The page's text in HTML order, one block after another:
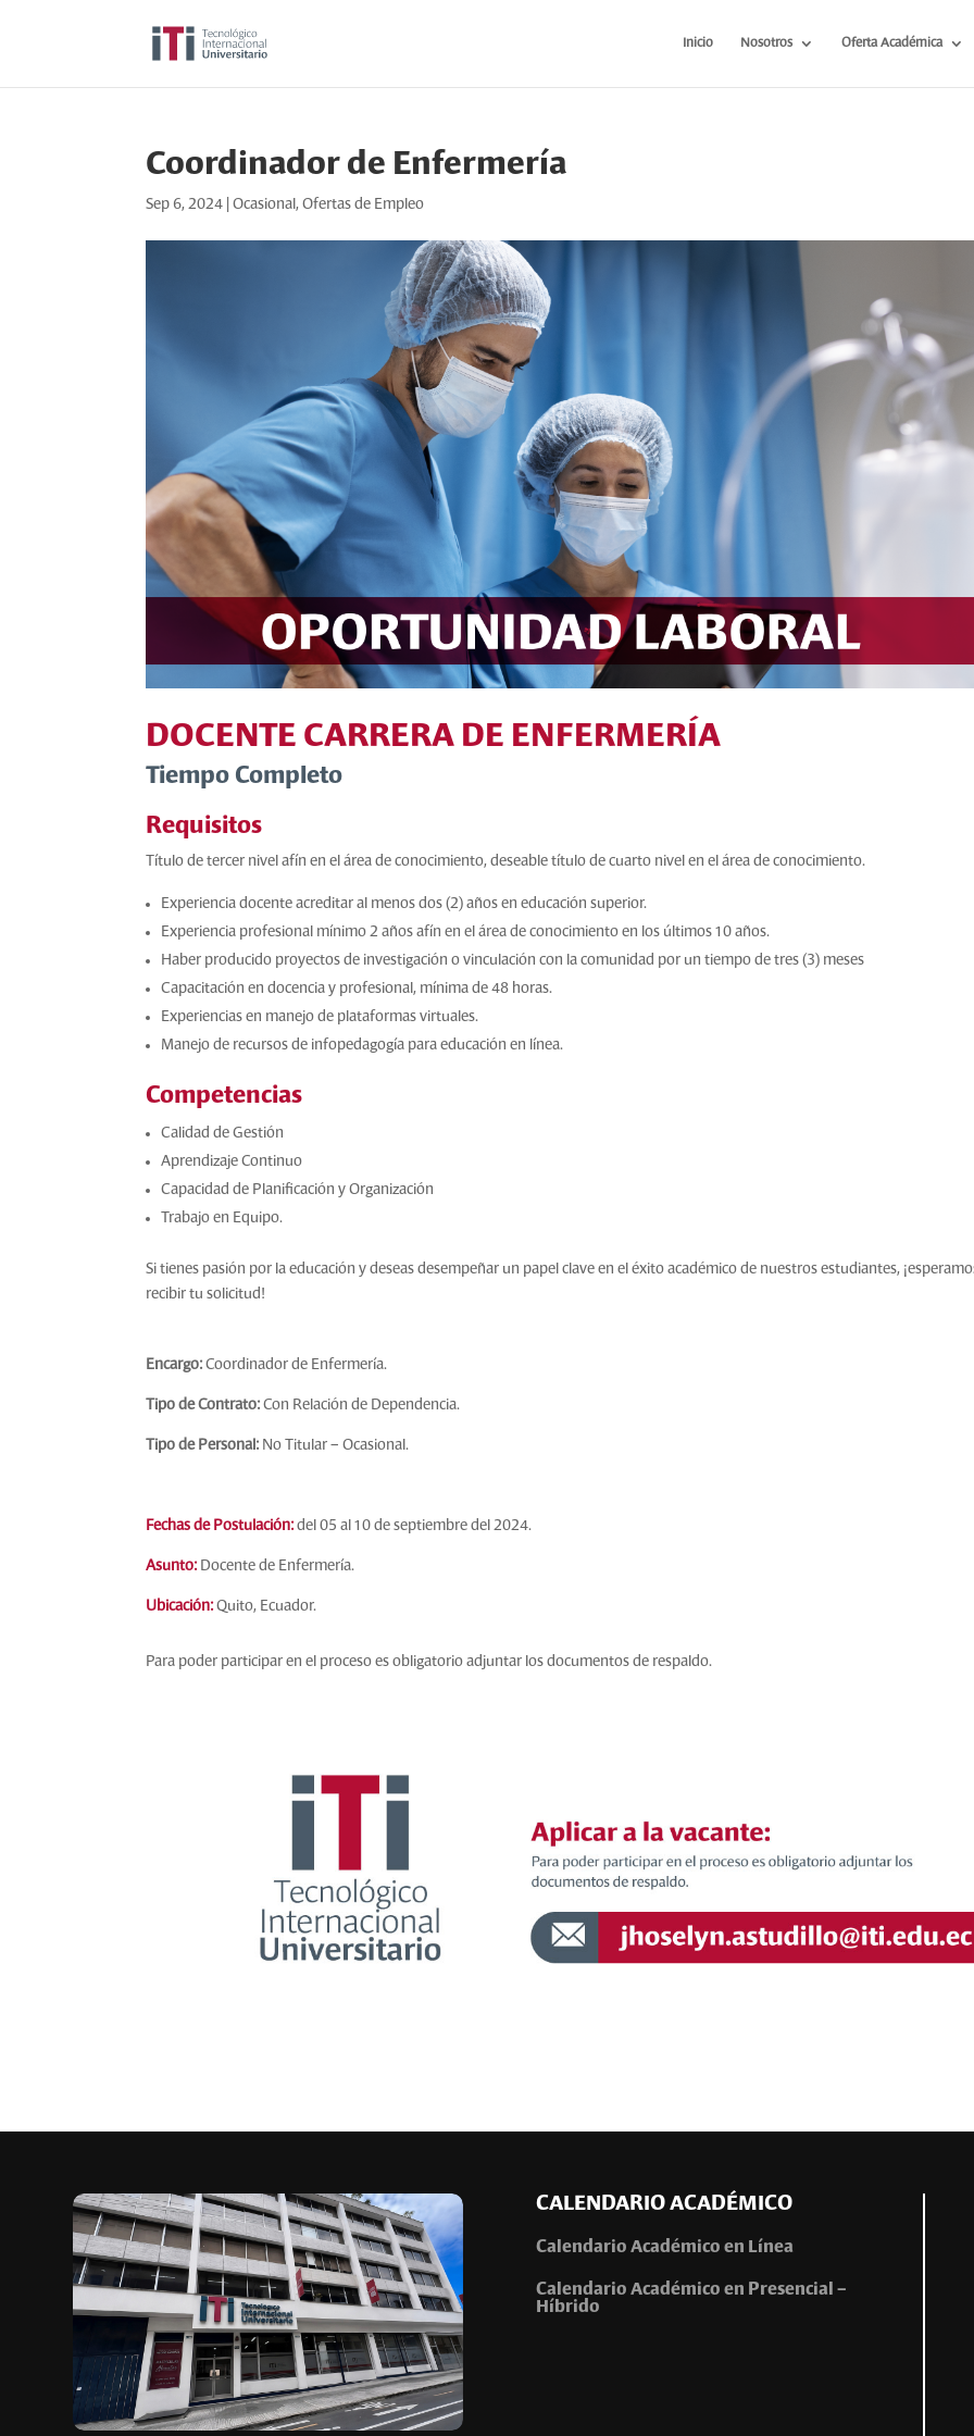
Inicio Nosotros Oferta Académica
Coordinador de Enfermería
Sep 6, 2024 |Ocasional,Ofertas de Empleo
DOCENTE CARRERA DE ENFERMERÍA
Tiempo Completo
Requisitos
Título de tercer nivel afín en el área de conocimiento, deseable título de cuarto nivel en el área de conocimiento.
Experiencia docente acreditar al menos dos (2) años en educación superior.
Experiencia profesional mínimo 2 años afín en el área de conocimiento en los últimos 10 años.
Haber producido proyectos de investigación o vinculación con la comunidad por un tiempo de tres (3) meses
Capacitación en docencia y profesional, mínima de 48 horas.
Experiencias en manejo de plataformas virtuales.
Manejo de recursos de infopedagogía para educación en línea.
Competencias
Calidad de Gestión
Aprendizaje Continuo
Capacidad de Planificación y Organización
Trabajo en Equipo.
Si tienes pasión por la educación y deseas desempeñar un papel clave en el éxito académico de nuestros estudiantes,
recibir tu solicitud!
Encargo:Coordinador de Enfermería.
Tipo de Contrato: Con Relación de Dependencia.
Tipo de Personal: No Titular – Ocasional.
Fechas de Postulación: del 05 al 10 de septiembre del 2024.
Asunto:Docente de Enfermería.
Ubicación:Quito, Ecuador.
Para poder participar en el proceso es obligatorio adjuntar los documentos de respaldo.
CALENDARIO ACADÉMICO
Calendario Académico en Línea
Calendario Académico en Presencial –
Híbrido